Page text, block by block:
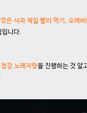
은 사과 제일 빨리 먹기, 오래
입니다.
강 노래자랑을 진행하는 것 알